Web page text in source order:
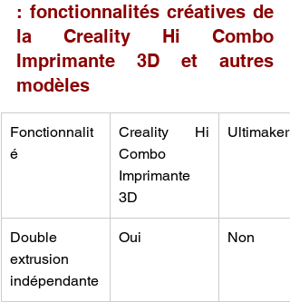
: fonctionnalités créatives de
la Creality Hi Combo
Imprimante 3D et autres
modèles
Fonctionnalit
é
Creality Hi
Combo
Imprimante
3D
Ultimaker
Double
extrusion
indépendante
Oui Non